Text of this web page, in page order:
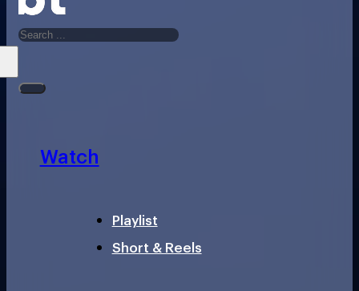
Search
Watch
Playlist
Short & Reels